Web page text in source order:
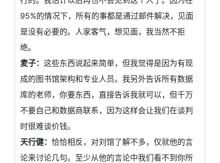
95%的情况下，所有的事都是通过邮件解决，见面
是没有必要的。人家客气，想见面，我当然不拒
绝。
麦子： 这些东西说起来简单，但我觉得是因为有现
成的图书馆架构和专业人员。我另外告诉所有数据
库的老师，你要东西，直接告诉我就可以，但千万
不要自己和数据商联系，因为这样会让我们在谈判
时很难谈价钱。
天行健： 恰恰相反，对刘馆了解不多，仅就他的言
论来讨论几句。至少从他的言论中我们看不到你所